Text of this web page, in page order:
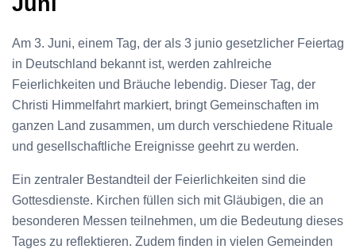
Am 3. Juni, einem Tag, der als 3 junio gesetzlicher Feiertag
in Deutschland bekannt ist, werden zahlreiche
Feierlichkeiten und Bräuche lebendig. Dieser Tag, der
Christi Himmelfahrt markiert, bringt Gemeinschaften im
ganzen Land zusammen, um durch verschiedene Rituale
und gesellschaftliche Ereignisse geehrt zu werden.
Ein zentraler Bestandteil der Feierlichkeiten sind die
Gottesdienste. Kirchen füllen sich mit Gläubigen, die an
besonderen Messen teilnehmen, um die Bedeutung dieses
Tages zu reflektieren. Zudem finden in vielen Gemeinden